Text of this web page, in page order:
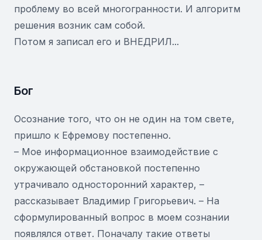
проблему во всей многогранности. И алгоритм
решения возник сам собой.
Потом я записал его и ВНЕДРИЛ...
Бог
Осознание того, что он не один на том свете,
пришло к Ефремову постепенно.
– Мое информационное взаимодействие с
окружающей обстановкой постепенно
утрачивало односторонний характер, –
рассказывает Владимир Григорьевич. – На
сформулированный вопрос в моем сознании
появлялся ответ. Поначалу такие ответы